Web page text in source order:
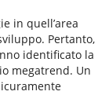
in quell’area
Pertanto,
identificato la
megatrend. Un